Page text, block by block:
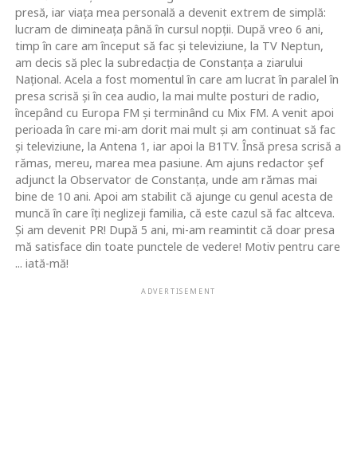
presă, iar viaţa mea personală a devenit extrem de simplă:
lucram de dimineaţa până în cursul nopţii. După vreo 6 ani,
timp în care am început să fac şi televiziune, la TV Neptun,
am decis să plec la subredacţia de Constanţa a ziarului
Naţional. Acela a fost momentul în care am lucrat în paralel în
presa scrisă şi în cea audio, la mai multe posturi de radio,
începând cu Europa FM şi terminând cu Mix FM. A venit apoi
perioada în care mi-am dorit mai mult şi am continuat să fac
şi televiziune, la Antena 1, iar apoi la B1TV. Însă presa scrisă a
rămas, mereu, marea mea pasiune. Am ajuns redactor şef
adjunct la Observator de Constanţa, unde am rămas mai
bine de 10 ani. Apoi am stabilit că ajunge cu genul acesta de
muncă în care îţi neglizeji familia, că este cazul să fac altceva.
Şi am devenit PR! După 5 ani, mi-am reamintit că doar presa
mă satisface din toate punctele de vedere! Motiv pentru care
... iată-mă!
ADVERTISEMENT